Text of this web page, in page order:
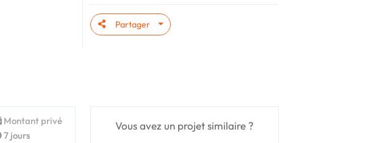
Partager
Vous avez un projet similaire ?
Montant privé
7 jours